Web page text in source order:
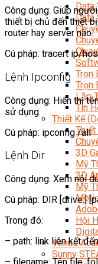
Data
Data
Trọn
Trọn
Lập
Tin
Thiết Kế
Thiết
3D
Mỹ
3D
Mỹ
Hội
Venus
Sunny
Công dụng: Giúp
thiết bị chủ đến thiết
router hay server nào.
Cú pháp: tracert ip/
Lệnh Ipconfig
Công dụng: Hiển thị
sử dụng.
Cú pháp: ipconfig /all
Lệnh Dir
Công dụng: Xem nội
Cú pháp: DIR [drive:]
Trong đó:
– path: link liên kết